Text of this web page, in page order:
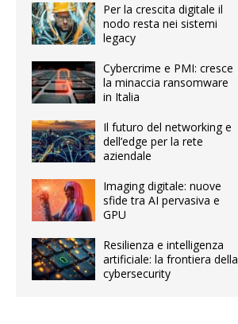
Per la crescita digitale il
nodo resta nei sistemi
legacy
Cybercrime e PMI: cresce
la minaccia ransomware
in Italia
Il futuro del networking e
dell’edge per la rete
aziendale
Imaging digitale: nuove
sfide tra AI pervasiva e
GPU
Resilienza e intelligenza
artificiale: la frontiera della
cybersecurity